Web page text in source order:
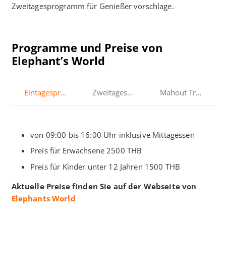
Zweitagesprogramm für Genießer vorschlage.
Programme und Preise von
Elephant’s World
Eintagesprogramm ZweitagesprogrammMahout Training
von 09:00 bis 16:00 Uhr inklusive Mittagessen
Preis für Erwachsene 2500 THB
Preis für Kinder unter 12 Jahren 1500 THB
Aktuelle Preise finden Sie auf der Webseite von
Elephants World